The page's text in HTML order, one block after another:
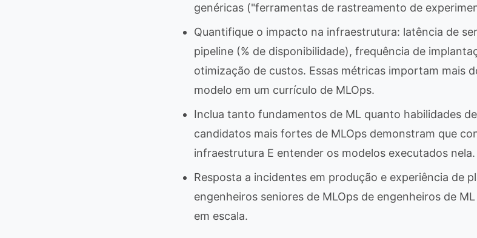
genéricas ("ferramentas de rastreamento de
Quantifique o impacto na infraestrutura: latência de
pipeline (% de disponibilidade), frequência de
otimização de custos. Essas métricas importam mais
modelo em um currículo de MLOps.
Inclua tanto fundamentos de ML quanto habilidades
candidatos mais fortes de MLOps demonstram que
infraestrutura E entender os modelos executados nela.
Resposta a incidentes em produção e experiência de
engenheiros seniores de MLOps de engenheiros de
em escala.